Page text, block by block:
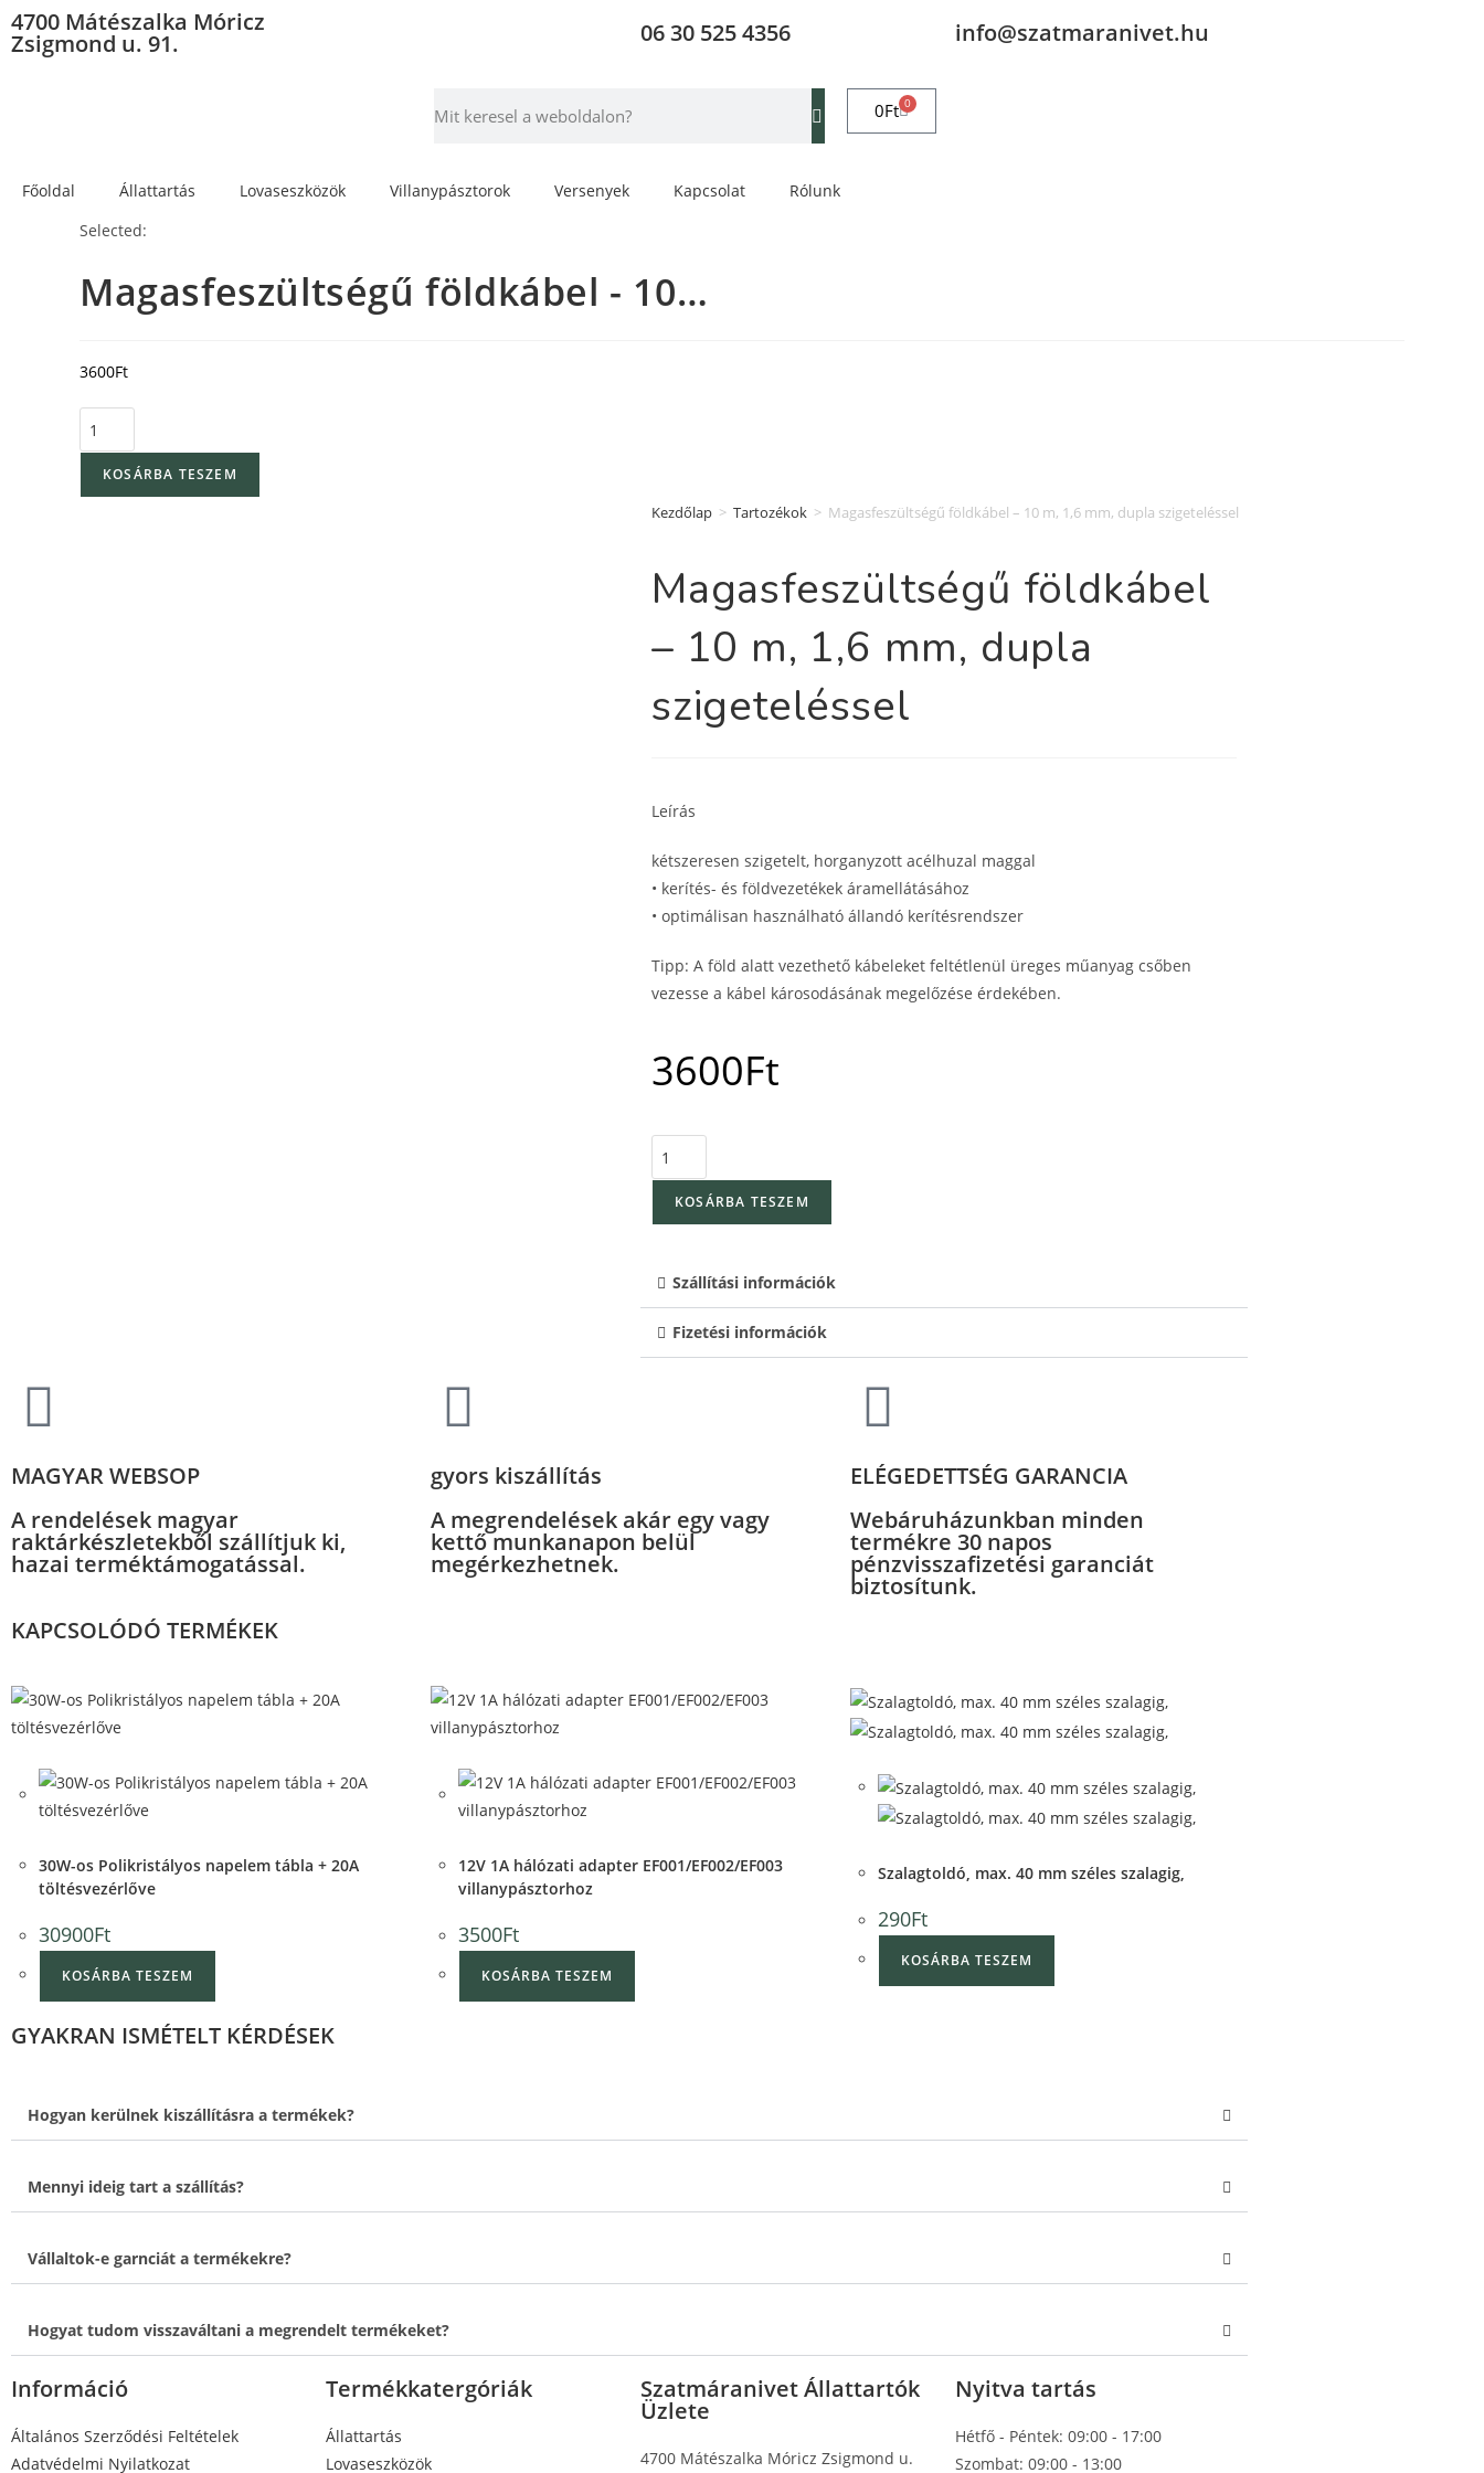
4700 Mátészalka Móricz
Zsigmond u. 91. 06 30 525 4356 info@szatmaranivet.hu
0Ft 0
Főoldal Állattartás Lovaseszközök Villanypásztorok Versenyek Kapcsolat
Rólunk
Selected:
Magasfeszültségű földkábel - 10…
3600Ft
KOSÁRBA TESZEM
Kezdőlap > Tartozékok > Magasfeszültségű földkábel – 10 m, 1,6 mm, dupla szigeteléssel
Magasfeszültségű földkábel
– 10 m, 1,6 mm, dupla
szigeteléssel
Leírás
kétszeresen szigetelt, horganyzott acélhuzal maggal
• kerítés- és földvezetékek áramellátásához
• optimálisan használható állandó kerítésrendszer
Tipp: A föld alatt vezethető kábeleket feltétlenül üreges műanyag csőben
vezesse a kábel károsodásának megelőzése érdekében.
3600Ft
KOSÁRBA TESZEM
Szállítási információk
Fizetési információk
MAGYAR WEBSOP
A rendelések magyar
raktárkészletekből szállítjuk ki,
hazai terméktámogatással.
gyors kiszállítás
A megrendelések akár egy vagy
kettő munkanapon belül
megérkezhetnek.
ELÉGEDETTSÉG GARANCIA
Webáruházunkban minden
termékre 30 napos
pénzvisszafizetési garanciát
biztosítunk.
KAPCSOLÓDÓ TERMÉKEK
30W-os Polikristályos napelem tábla + 20A
töltésvezérlőve
30900Ft
KOSÁRBA TESZEM
12V 1A hálózati adapter EF001/EF002/EF003
villanypásztorhoz
3500Ft
KOSÁRBA TESZEM
Szalagtoldó, max. 40 mm széles szalagig,
290Ft
KOSÁRBA TESZEM
GYAKRAN ISMÉTELT KÉRDÉSEK
Hogyan kerülnek kiszállításra a termékek?
Mennyi ideig tart a szállítás?
Vállaltok-e garnciát a termékekre?
Hogyat tudom visszaváltani a megrendelt termékeket?
Információ
Általános Szerződési Feltételek
Adatvédelmi Nyilatkozat
Termékkatergóriák
Állattartás
Lovaseszközök
Szatmáranivet Állattartók
Üzlete
4700 Mátészalka Móricz Zsigmond u.
Nyitva tartás
Hétfő - Péntek: 09:00 - 17:00
Szombat: 09:00 - 13:00